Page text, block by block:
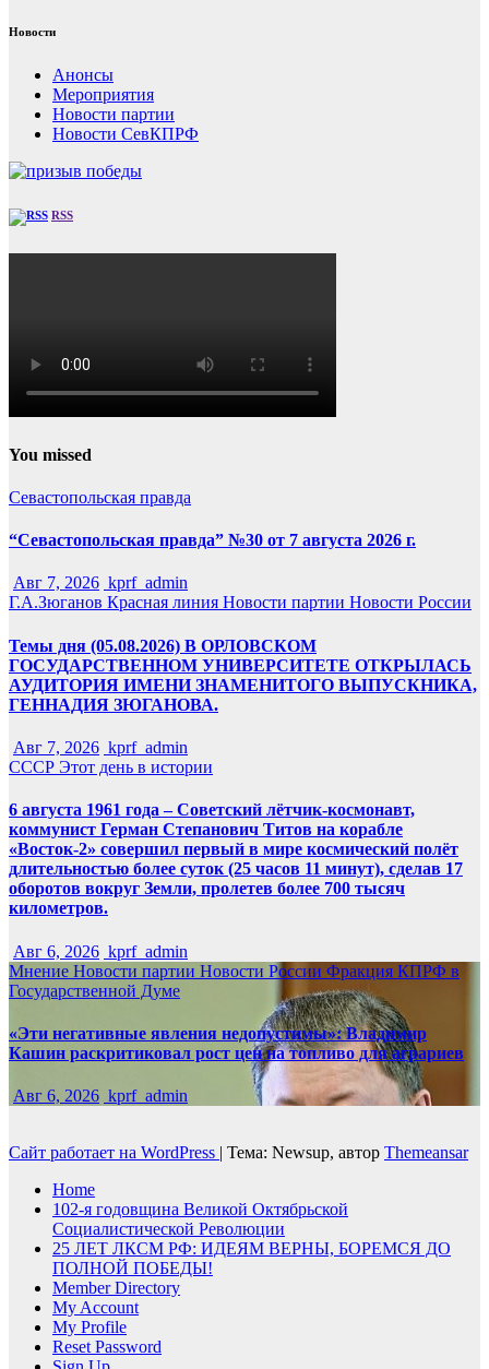
Новости
Анонсы
Мероприятия
Новости партии
Новости СевКПРФ
RSS
You missed
Севастопольская правда
“Севастопольская правда” №30 от 7 августа 2026 г.
Авг 7, 2026 kprf_admin
Г.А.Зюганов Красная линия Новости партии Новости России
Темы дня (05.08.2026) В ОРЛОВСКОМ
ГОСУДАРСТВЕННОМ УНИВЕРСИТЕТЕ ОТКРЫЛАСЬ
АУДИТОРИЯ ИМЕНИ ЗНАМЕНИТОГО ВЫПУСКНИКА,
ГЕННАДИЯ ЗЮГАНОВА.
Авг 7, 2026 kprf_admin
СССР Этот день в истории
6 августа 1961 года – Советский лётчик-космонавт,
коммунист Герман Степанович Титов на корабле
«Восток-2» совершил первый в мире космический полёт
длительностью более суток (25 часов 11 минут), сделав 17
оборотов вокруг Земли, пролетев более 700 тысяч
километров.
Авг 6, 2026 kprf_admin
Мнение Новости партии Новости России Фракция КПРФ в
Государственной Думе
«Эти негативные явления недопустимы»: Владимир
Кашин раскритиковал рост цен на топливо для аграриев
Авг 6, 2026 kprf_admin
Сайт работает на WordPress | Тема: Newsup, автор Themeansar
Home
102-я годовщина Великой Октябрьской
Социалистической Революции
25 ЛЕТ ЛКСМ РФ: ИДЕЯМ ВЕРНЫ, БОРЕМСЯ ДО
ПОЛНОЙ ПОБЕДЫ!
Member Directory
My Account
My Profile
Reset Password